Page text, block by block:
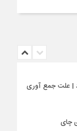
| علت جمع آوری
چای